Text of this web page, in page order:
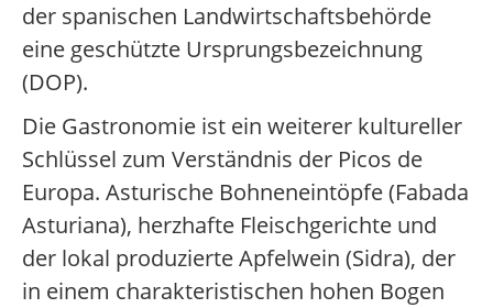
der spanischen Landwirtschaftsbehörde
eine geschützte Ursprungsbezeichnung
(DOP).
Die Gastronomie ist ein weiterer kultureller
Schlüssel zum Verständnis der Picos de
Europa. Asturische Bohneneintöpfe (Fabada
Asturiana), herzhafte Fleischgerichte und
der lokal produzierte Apfelwein (Sidra), der
in einem charakteristischen hohen Bogen